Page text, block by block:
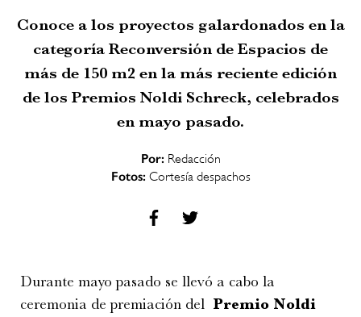
Conoce a los proyectos galardonados en la
categoría Reconversión de Espacios de
más de 150 m2 en la más reciente edición
de los Premios Noldi Schreck, celebrados
en mayo pasado.
Por: Redacción
Fotos: Cortesía despachos
Durante mayo pasado se llevó a cabo la
ceremonia de premiación del Premio Noldi